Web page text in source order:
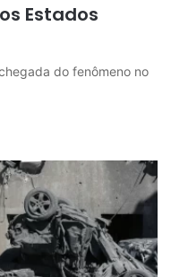
Estados
do fenômeno no